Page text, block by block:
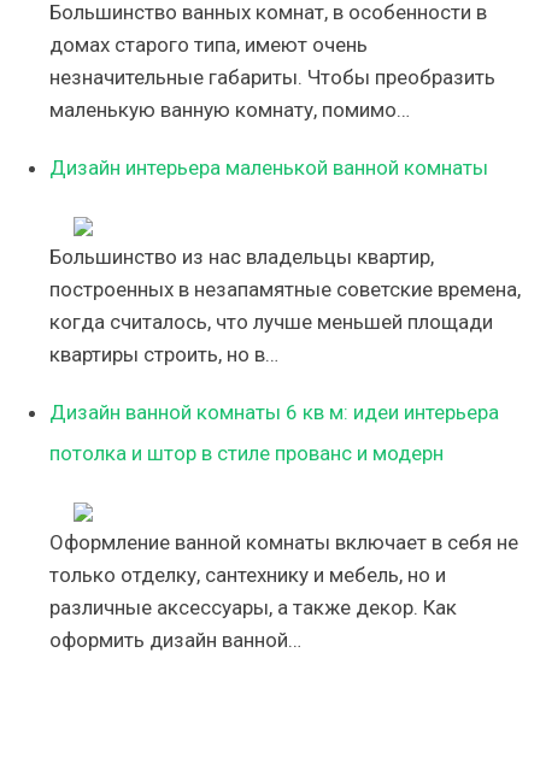
Большинство ванных комнат, в особенности в
домах старого типа, имеют очень
незначительные габариты. Чтобы преобразить
маленькую ванную комнату, помимо…
Дизайн интерьера маленькой ванной комнаты
Большинство из нас владельцы квартир,
построенных в незапамятные советские времена,
когда считалось, что лучше меньшей площади
квартиры строить, но в…
Дизайн ванной комнаты 6 кв м: идеи интерьера
потолка и штор в стиле прованс и модерн
Оформление ванной комнаты включает в себя не
только отделку, сантехнику и мебель, но и
различные аксессуары, а также декор. Как
оформить дизайн ванной…